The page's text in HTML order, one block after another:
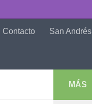
Contacto San Andrés
MÁS